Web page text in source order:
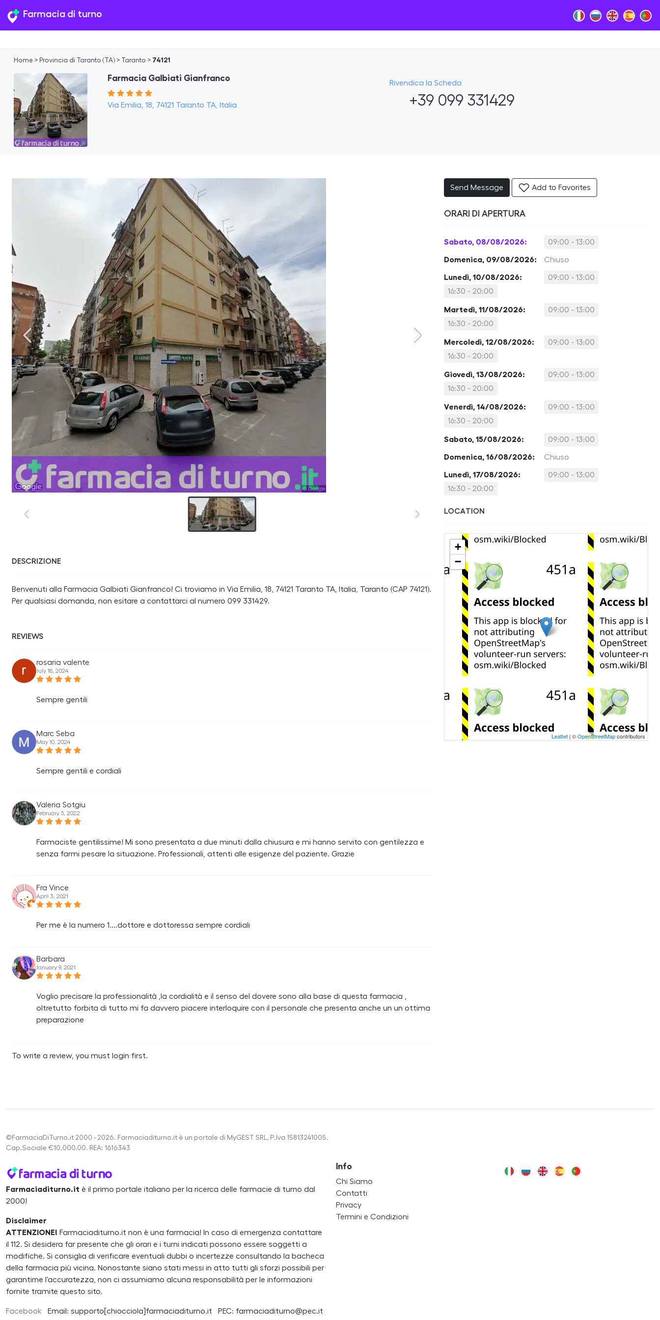
Farmacia di turno
Home > Provincia di Taranto (TA) > Taranto > 74121
Farmacia Galbiati Gianfranco
Via Emilia, 18, 74121 Taranto TA, Italia
Rivendica la Scheda
+39 099 331429
DESCRIZIONE
Benvenuti alla Farmacia Galbiati Gianfranco! Ci troviamo in Via Emilia, 18, 74121 Taranto TA, Italia, Taranto (CAP 74121).
Per qualsiasi domanda, non esitare a contattarci al numero 099 331429.
REVIEWS
rosaria valente
July 18, 2024
Sempre gentili
Marc Seba
May 10, 2024
Sempre gentili e cordiali
Valeria Sotgiu
February 5, 2022
Farmaciste gentilissime! Mi sono presentata a due minuti dalla chiusura e mi hanno servito con gentilezza e
senza farmi pesare la situazione. Professionali, attenti alle esigenze del paziente. Grazie
Fra Vince
April 3, 2021
Per me è la numero 1....dottore e dottoressa sempre cordiali
Barbara
January 9, 2021
Voglio precisare la professionalità ,la cordialità e il senso del dovere sono alla base di questa farmacia ,
oltretutto forbita di tutto mi fa davvero piacere interloquire con il personale che presenta anche un un ottima
preparazione
To write a review, you must login first.
Send Message Add to Favorites
ORARI DI APERTURA
Sabato, 08/08/2026: 09:00 - 13:00
Domenica, 09/08/2026: Chiuso
Lunedì, 10/08/2026:
09:00 - 13:00
16:30 - 20:00
Martedì, 11/08/2026:
09:00 - 13:00
16:30 - 20:00
Mercoledì, 12/08/2026:
09:00 - 13:00
16:30 - 20:00
Giovedì, 13/08/2026:
09:00 - 13:00
16:30 - 20:00
Venerdì, 14/08/2026:
09:00 - 13:00
16:30 - 20:00
Sabato, 15/08/2026: 09:00 - 13:00
Domenica, 16/08/2026: Chiuso
Lunedì, 17/08/2026:
09:00 - 13:00
16:30 - 20:00
LOCATION
+
−
Leaflet | ©OpenStreetMapcontributors
©FarmaciaDiTurno.it 2000 - 2026. Farmaciaditurno.it è un portale di MyGEST SRL, P.Iva 15813241005.
Cap.Sociale €10.000,00. REA: 1616343
Farmaciaditurno.it è il primo portale italiano per la ricerca delle farmacie di turno dal
2000!
Disclaimer
ATTENZIONE! Farmaciaditurno.it non è una farmacia! In caso di emergenza contattare
il 112. Si desidera far presente che gli orari e i turni indicati possono essere soggetti a
modifiche. Si consiglia di verificare eventuali dubbi o incertezze consultando la bacheca
della farmacia più vicina. Nonostante siano stati messi in atto tutti gli sforzi possibili per
garantirne l'accuratezza, non ci assumiamo alcuna responsabilità per le informazioni
fornite tramite questo sito.
Facebook Email: supporto[chiocciola]farmaciaditurno.it PEC: farmaciaditurno@pec.it
Info
Chi Siamo
Contatti
Privacy
Termini e Condizioni